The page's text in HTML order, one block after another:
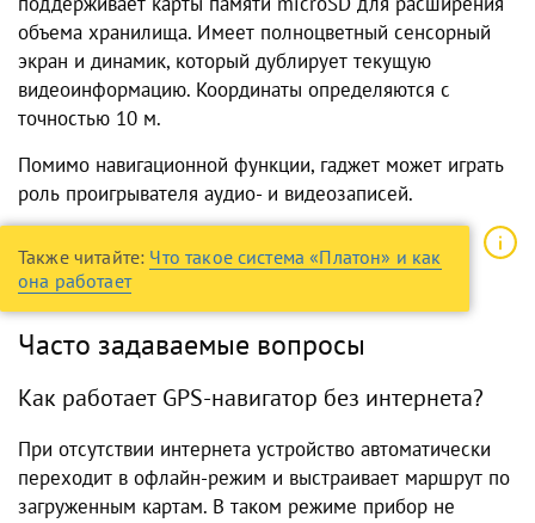
объема хранилища. Имеет полноцветный сенсорный
экран и динамик, который дублирует текущую
видеоинформацию. Координаты определяются с
точностью 10 м.
Помимо навигационной функции, гаджет может играть
роль проигрывателя аудио- и видеозаписей.
Также читайте: Что такое система «Платон» и как
она работает
Часто задаваемые вопросы
Как работает GPS-навигатор без интернета?
При отсутствии интернета устройство автоматически
переходит в офлайн-режим и выстраивает маршрут по
загруженным картам. В таком режиме прибор не